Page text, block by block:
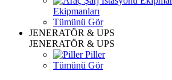
Ekipmanları
Tümünü Gör
JENERATÖR & UPS
JENERATÖR & UPS
Piller
Tümünü Gör